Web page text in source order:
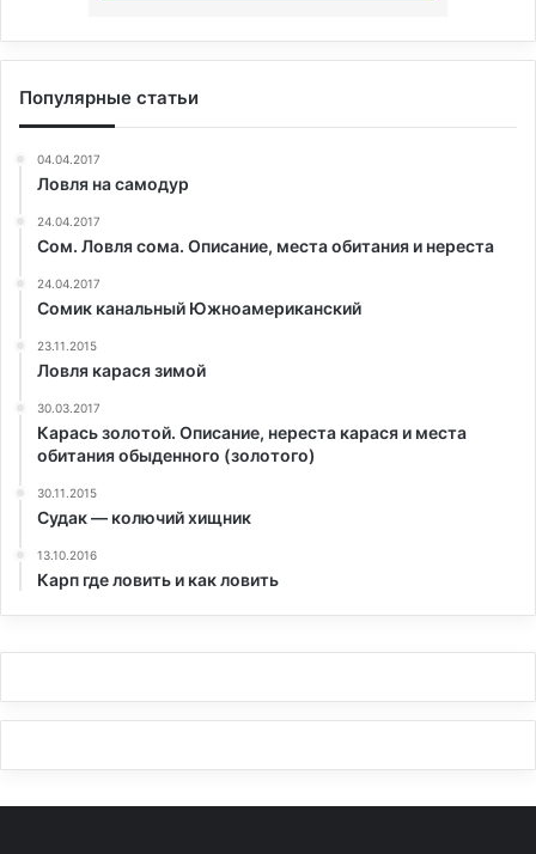
Популярные статьи
04.04.2017
Ловля на самодур
24.04.2017
Сом. Ловля сома. Описание, места обитания и нереста
24.04.2017
Сомик канальный Южноамериканский
23.11.2015
Ловля карася зимой
30.03.2017
Карась золотой. Описание, нереста карася и места
обитания обыденного (золотого)
30.11.2015
Судак — колючий хищник
13.10.2016
Карп где ловить и как ловить